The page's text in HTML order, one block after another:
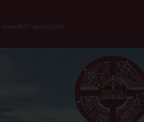
content
venerdì 07 agosto 2026